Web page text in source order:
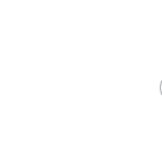
new Award”
och hans